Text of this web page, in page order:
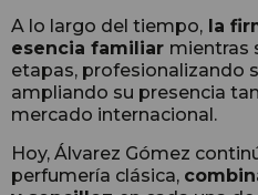
A lo largo del tiempo, la
esencia familiar mientras
etapas, profesionalizando
ampliando su presencia
mercado internacional.
Hoy, Álvarez Gómez
perfumería clásica,